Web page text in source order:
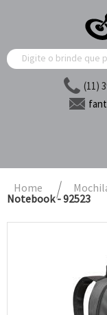
(11)
Home
Notebook - 92523